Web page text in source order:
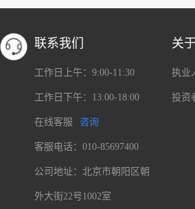
联系我们
工作日上午：9:00-11:30
工作日下午：13:00-18:00
在线客服 咨询
客服电话：010-85697400
公司地址：北京市朝阳区朝
外大街22号1002室
关
执业
投资